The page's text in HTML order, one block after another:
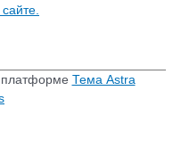
Тема Astra